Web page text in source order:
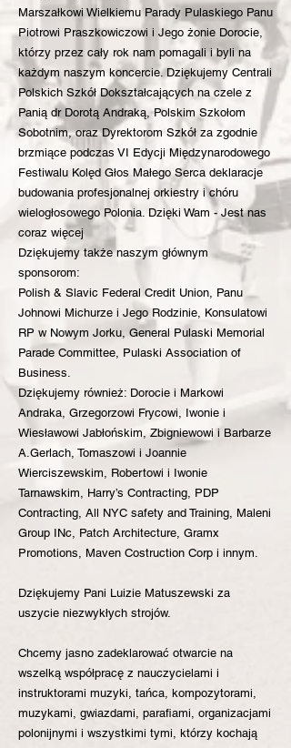
Marszałkowi Wielkiemu Parady Pulaskiego Panu
Piotrowi Praszkowiczowi i Jego żonie Dorocie,
którzy przez cały rok nam pomagali i byli na
każdym naszym koncercie. Dziękujemy Centrali
Polskich Szkół Dokształcających na czele z
Panią dr Dorotą Andraką, Polskim Szkołom
Sobotnim, oraz Dyrektorom Szkół za zgodnie
brzmiące podczas VI Edycji Międzynarodowego
Festiwalu Kolęd Głos Małego Serca deklaracje
budowania profesjonalnej orkiestry i chóru
wielogłosowego Polonia. Dzięki Wam - Jest nas
coraz więcej
Dziękujemy także naszym głównym
sponsorom:
Polish & Slavic Federal Credit Union, Panu
Johnowi Michurze i Jego Rodzinie, Konsulatowi
RP w Nowym Jorku, General Pulaski Memorial
Parade Committee, Pulaski Association of
Business.
Dziękujemy również: Dorocie i Markowi
Andraka, Grzegorzowi Frycowi, Iwonie i
Wiesławowi Jabłońskim, Zbigniewowi i Barbarze
A.Gerlach, Tomaszowi i Joannie
Wierciszewskim, Robertowi i Iwonie
Tarnawskim, Harry’s Contracting, PDP
Contracting, All NYC safety and Training, Maleni
Group INc, Patch Architecture, Gramx
Promotions, Maven Costruction Corp i innym.
Dziękujemy Pani Luizie Matuszewski za
uszycie niezwykłych strojów.
Chcemy jasno zadeklarować otwarcie na
wszelką współpracę z nauczycielami i
instruktorami muzyki, tańca, kompozytorami,
muzykami, gwiazdami, parafiami, organizacjami
polonijnymi i wszystkimi tymi, którzy kochają